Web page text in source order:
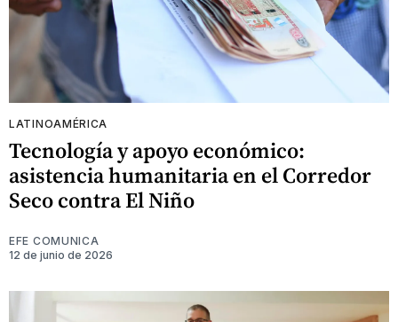
LATINOAMÉRICA
Tecnología y apoyo económico:
asistencia humanitaria en el Corredor
Seco contra El Niño
EFE COMUNICA
12 de junio de 2026